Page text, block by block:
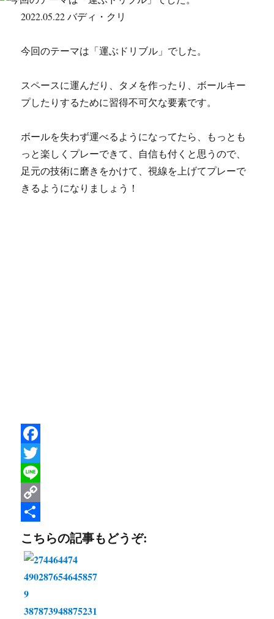
2022.05.22 バディ・クリ
今回のテーマは「運ぶドリブル」でした。
スペースに運んだり、タメを作ったり、ボールキー
プしたりするために習得不可欠な要素です。
ボールを失わず運べるようになってたら、もっとも
っと楽しくプレーできて、自信も付くと思うので、
足元の技術に磨きをかけて、視線を上げてプレーで
きるようになりましょう！
F
a
c
e
b
o
k
T
w
t
r
L
n
e
C
o
p
L
共
有
こちらの記事もどうぞ: